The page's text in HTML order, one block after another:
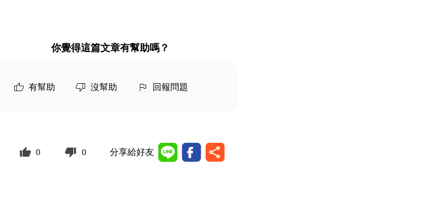
你覺得這篇文章有幫助嗎？
有幫助 沒幫助 回報問題
0 0 分享給好友